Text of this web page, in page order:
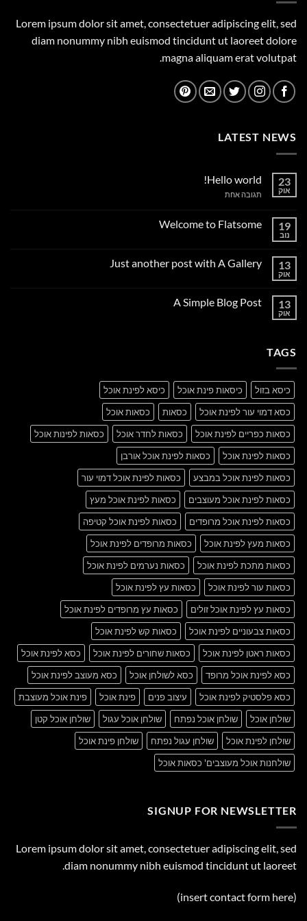
Lorem ipsum dolor sit amet, consectetuer adipiscing elit, sed
diam nonummy nibh euismod tincidunt ut laoreet dolore
magna aliquam erat volutpat.
LATEST NEWS
23
אוק
Hello world!
תגובה אחתעל
19
נוב
Welcome to Flatsome
Welcome
13
אוק
Just another post with A Gallery
Just
13
אוק
A Simple Blog Post
TAGS
כיסא בזול כיסאות פינת אוכל
כיסא לפינת אוכל
כסא דמוי עור לפינת אוכל
כסאות
כסאות אוכל
כסאות כפריים לפינת אוכל
כסאות לחדר אוכל
כסאות לפינות אוכל
כסאות לפינת אוכל
כסאות לפינת אוכל אורבן
כסאות לפינת אוכל במבצע
כסאות לפינת אוכל דמוי עור
כסאות לפינת אוכל מעוצבים
כסאות לפינת אוכל מעץ
כסאות לפינת אוכל מרופדים
כסאות לפינת אוכל קטיפה
כסאות מעץ לפינת אוכל
כסאות מרופדים לפינת אוכל
כסאות מתכת לפינת אוכל
כסאות נערמים לפינת אוכל
כסאות עור לפינת אוכל
כסאות עץ לפינת אוכל
כסאות עץ לפינת אוכל זולים
כסאות עץ מרופדים לפינת אוכל
כסאות צבעוניים לפינת אוכל
כסאות קש לפינת אוכל
כסאות ראטן לפינת אוכל
כסאות שחורים לפינת אוכל
כסא לפינת אוכל
כסא לפינת אוכל מרופד
כסא לשולחן אוכל
כסא מעוצב לפינת אוכל
כסא פלסטיק לפינת אוכל
עיצוב פנים פינת אוכל
פינת אוכל מעוצבת
שולחן אוכל
שולחן אוכל נפתח שולחן אוכל עגול
שולחן אוכל קטן
שולחן לפינת אוכל
שולחן עגול נפתח
שולחן פינת אוכל
שולחנות אוכל מעוצבים' כסאות אוכל
SIGNUP FOR NEWSLETTER
Lorem ipsum dolor sit amet, consectetuer adipiscing elit, sed
diam nonummy nibh euismod tincidunt ut laoreet.
(insert contact form here)